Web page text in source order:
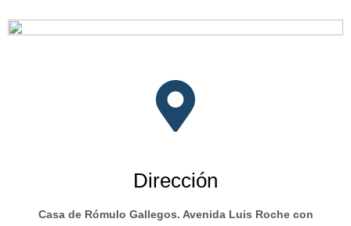
Dirección
Casa de Rómulo Gallegos. Avenida Luis Roche con